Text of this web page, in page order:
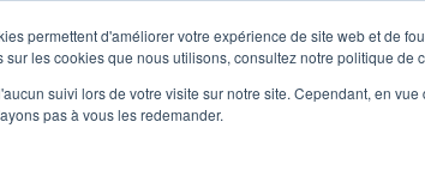
permettent d'améliorer votre expérience de site web et de
les cookies que nous utilisons, consultez notre politique de
suivi lors de votre visite sur notre site. Cependant, en
pas à vous les redemander.